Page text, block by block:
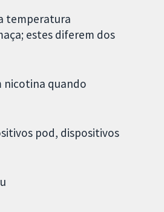
temperatura
estes diferem dos
nicotina quando
pod, dispositivos